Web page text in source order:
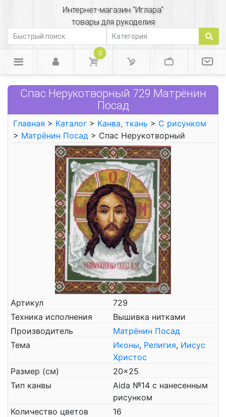
Интернет-магазин "Иглара"
товары для рукоделия
0
Спас Нерукотворный 729 Матрёнин
Посад
Главная > Каталог > Канва, ткань > С рисунком
> Матрёнин Посад > Спас Нерукотворный
Артикул
729
Техника исполнения
Вышивка нитками
Производитель
Матрёнин Посад
Тема
Иконы, Религия, Иисус
Христос
Размер (см)
20x25
Тип канвы
Aida №14 с нанесенным
рисунком
Количество цветов
16